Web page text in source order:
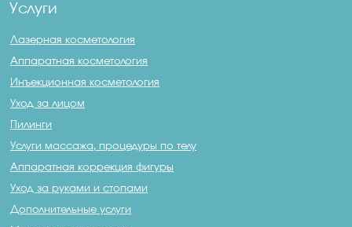
Услуги
Лазерная косметология
Аппаратная косметология
Инъекционная косметология
Уход за лицом
Пилинги
Услуги массажа, процедуры по телу
Аппаратная коррекция фигуры
Уход за руками и стопами
Дополнительные услуги